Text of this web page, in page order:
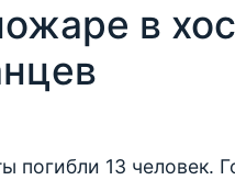
в
погибли 13 человек.